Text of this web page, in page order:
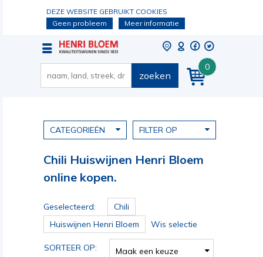
DEZE WEBSITE GEBRUIKT COOKIES
Geen probleem
Meer informatie
0
zoeken
CATEGORIEËN FILTER OP
Chili Huiswijnen Henri Bloem
online kopen.
Geselecteerd:
Chili
Huiswijnen Henri Bloem
Wis selectie
SORTEER OP: Maak een keuze